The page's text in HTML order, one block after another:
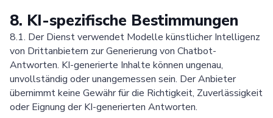
8. KI-spezifische Bestimmungen
8.1. Der Dienst verwendet Modelle künstlicher Intelligenz
von Drittanbietern zur Generierung von Chatbot-
Antworten. KI-generierte Inhalte können ungenau,
unvollständig oder unangemessen sein. Der Anbieter
übernimmt keine Gewähr für die Richtigkeit, Zuverlässigkeit
oder Eignung der KI-generierten Antworten.